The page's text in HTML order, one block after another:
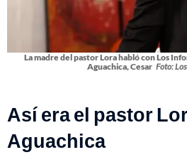
La madre del pastor Lora habló con Los
Aguachica, Cesar Foto:
Así era el pastor
Aguachica